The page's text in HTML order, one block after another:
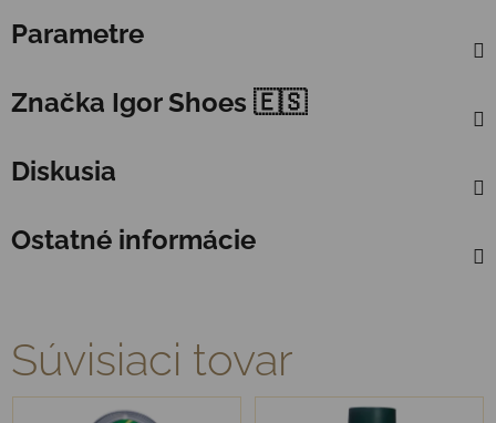
Parametre
Značka Igor Shoes 🇪🇸
Diskusia
Ostatné informácie
Súvisiaci tovar